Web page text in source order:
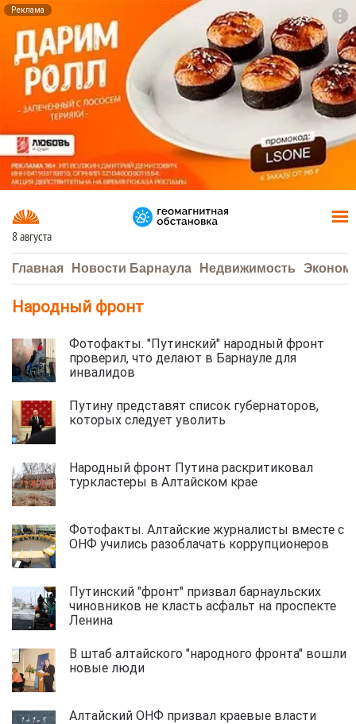
Реклама
8 августа
Главная Новости Барнаула Недвижимость
Народный фронт
Фотофакты. "Путинский" народный фронт
проверил, что делают в Барнауле для
инвалидов
Путину представят список губернаторов,
которых следует уволить
Народный фронт Путина раскритиковал
туркластеры в Алтайском крае
Фотофакты. Алтайские журналисты вместе с
ОНФ учились разоблачать коррупционеров
Путинский "фронт" призвал барнаульских
чиновников не класть асфальт на проспекте
Ленина
В штаб алтайского "народного фронта" вошли
новые люди
Алтайский ОНФ призвал краевые власти